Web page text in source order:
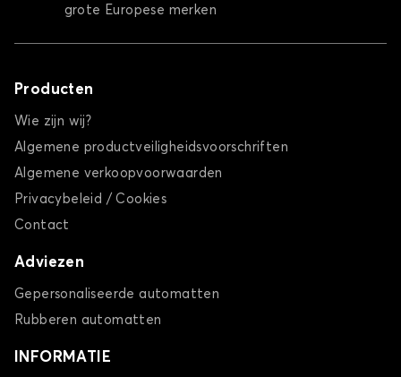
grote Europese merken
Producten
Wie zijn wij?
Algemene productveiligheidsvoorschriften
Algemene verkoopvoorwaarden
Privacybeleid / Cookies
Contact
Adviezen
Gepersonaliseerde automatten
Rubberen automatten
INFORMATIE